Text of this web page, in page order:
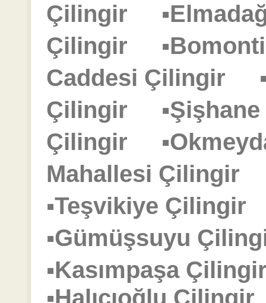
Çilingir
Çilingir
Caddesi Çilingir
Çilingir
Çilingir
Mahallesi Çilingir
▪Teşvikiye
▪Gümüşsuyu
▪Kasımpaşa